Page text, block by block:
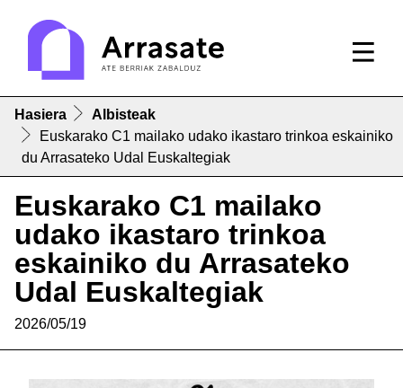
Hasiera
Albisteak
Euskarako C1 mailako udako ikastaro trinkoa eskainiko
du Arrasateko Udal Euskaltegiak
Euskarako C1 mailako
udako ikastaro trinkoa
eskainiko du Arrasateko
Udal Euskaltegiak
2026/05/19